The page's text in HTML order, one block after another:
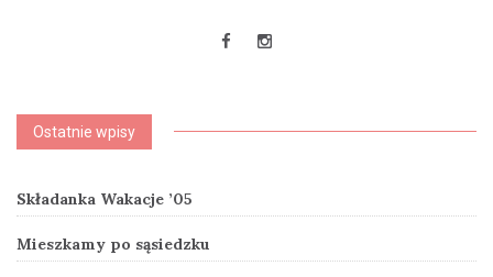
Ostatnie wpisy
Składanka Wakacje ’05
Mieszkamy po sąsiedzku